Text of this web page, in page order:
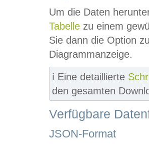
Um die Daten
Tabelle zu einem
Sie dann die Option
Diagrammanzeige.
ℹ️ Eine detaillierte
den gesamten
Verfügbare
JSON-Format